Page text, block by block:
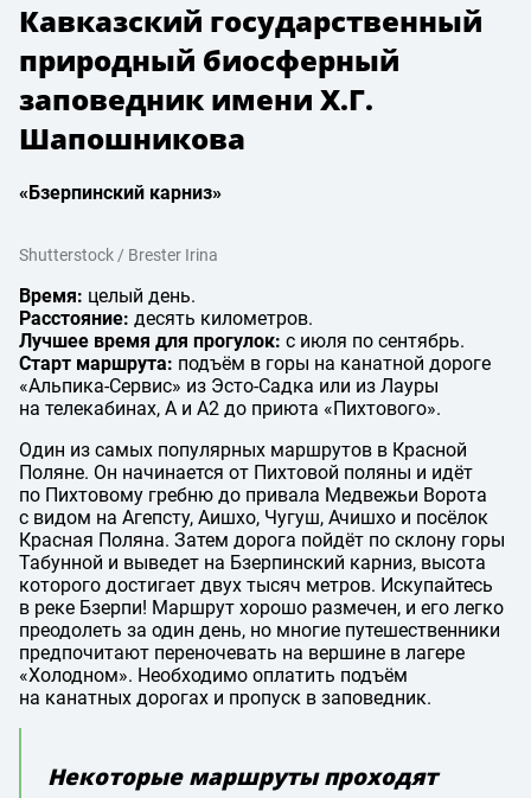
Кавказский государственный
природный биосферный
заповедник имени Х.Г.
Шапошникова
«Бзерпинский карниз»
Shutterstock / Brester Irina
Время: целый день.
Расстояние: десять километров.
Лучшее время для прогулок: с июля по сентябрь.
Старт маршрута: подъём в горы на канатной дороге
«Альпика-Сервис» из Эсто-Садка или из Лауры
на телекабинах, А и А2 до приюта «Пихтового».
Один из самых популярных маршрутов в Красной
Поляне. Он начинается от Пихтовой поляны и идёт
по Пихтовому гребню до привала Медвежьи Ворота
с видом на Агепсту, Аишхо, Чугуш, Ачишхо и посёлок
Красная Поляна. Затем дорога пойдёт по склону горы
Табунной и выведет на Бзерпинский карниз, высота
которого достигает двух тысяч метров. Искупайтесь
в реке Бзерпи! Маршрут хорошо размечен, и его легко
преодолеть за один день, но многие путешественники
предпочитают переночевать на вершине в лагере
«Холодном». Необходимо оплатить подъём
на канатных дорогах и пропуск в заповедник.
Некоторые маршруты проходят